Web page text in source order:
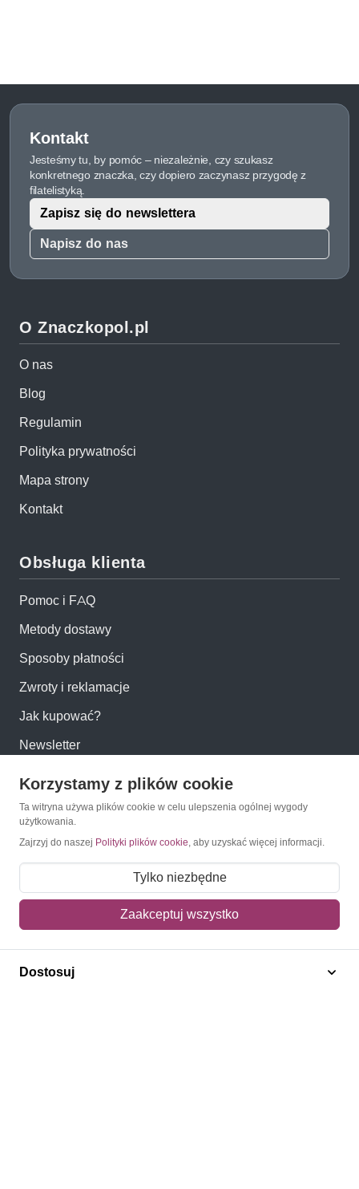
Kontakt
Jesteśmy tu, by pomóc – niezależnie, czy szukasz
konkretnego znaczka, czy dopiero zaczynasz przygodę z
filatelistyką.
Napisz do nas
Zapisz się do newslettera
O Znaczkopol.pl
O nas
Blog
Regulamin
Polityka prywatności
Mapa strony
Kontakt
Obsługa klienta
Pomoc i FAQ
Metody dostawy
Sposoby płatności
Zwroty i reklamacje
Jak kupować?
Newsletter
Konto
Moje konto
Moje zamówienia
Mój koszyk
Adres dostawy
Polecamy
Korzystamy z plików cookie
Ta witryna używa plików cookie w celu ulepszenia ogólnej wygody
użytkowania.
Zajrzyj do naszej Polityki plików cookie, aby uzyskać więcej informacji.
Tylko niezbędne
Zaakceptuj wszystko
Dostosuj